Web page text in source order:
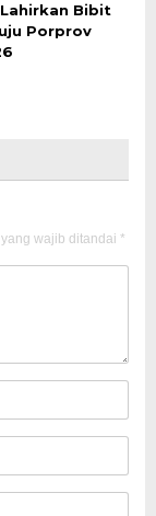
Bibit
Porprov
yang wajib ditandai *